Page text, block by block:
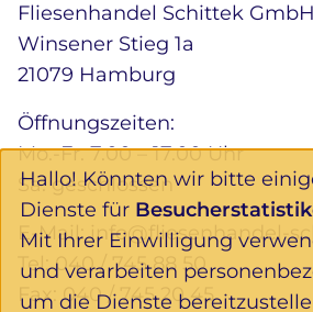
Fliesenhandel Schittek GmbH
Winsener Stieg 1a
21079 Hamburg
Öffnungszeiten:
Mo.-Fr. 7.00 – 17.00 Uhr
Sa. geschlossen
E-Mail:info@fliesenhandel-
Tel:040 / 745 88 50
Fax: 040 / 745 20 45
Hallo! Könnten wir bitte
Dienste für
Mit Ihrer Einwilligung
und verarbeiten
um die Dienste